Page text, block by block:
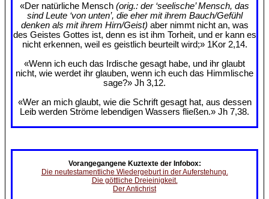
«Der natürliche Mensch (orig.: der ‘seelische’ Mensch, das
sind Leute ‘von unten’, die eher mit ihrem Bauch/Gefühl
denken als mit ihrem Hirn/Geist) aber nimmt nicht an, was
des Geistes Gottes ist, denn es ist ihm Torheit, und er kann es
nicht erkennen, weil es geistlich beurteilt wird;» 1Kor 2,14.
«Wenn ich euch das Irdische gesagt habe, und ihr glaubt
nicht, wie werdet ihr glauben, wenn ich euch das Himmlische
sage?» Jh 3,12.
«Wer an mich glaubt, wie die Schrift gesagt hat, aus dessen
Leib werden Ströme lebendigen Wassers fließen.» Jh 7,38.
Vorangegangene Kuztexte der Infobox:
Die neutestamentliche Wiedergeburt in der Auferstehung.
Die göttliche Dreieinigkeit.
Der Antichrist